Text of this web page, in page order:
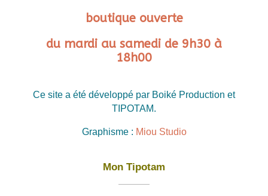
boutique ouverte
du mardi au samedi de 9h30 à
18h00
Ce site a été développé par Boiké Production et
TIPOTAM.
Graphisme : Miou Studio
Mon Tipotam